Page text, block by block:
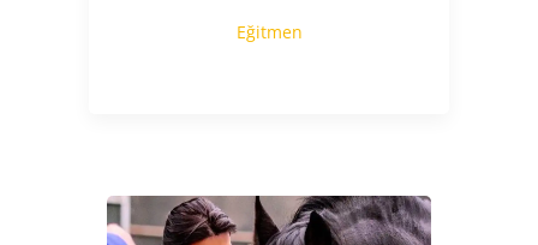
Eğitmen